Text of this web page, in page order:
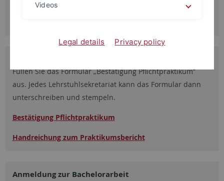
Füllen Sie das Formular „Bestätigung Pflichtpraktikum“
aus. Jedes Lehrstuhlsekretariat kann das Formular dann
unterschreiben und stempeln.
Bestätigung Pflichtpraktikum
Handreichung zum Praktikumsbericht
Anmeldung zur Bachelorarbeit
Videos
Legal details Privacy policy